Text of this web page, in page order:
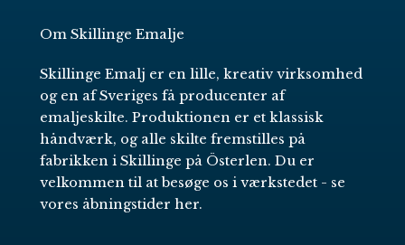
Om Skillinge Emalje
Skillinge Emalj er en lille, kreativ virksomhed
og en af Sveriges få producenter af
emaljeskilte. Produktionen er et klassisk
håndværk, og alle skilte fremstilles på
fabrikken i Skillinge på Österlen. Du er
velkommen til at besøge os i værkstedet - se
vores åbningstider her.